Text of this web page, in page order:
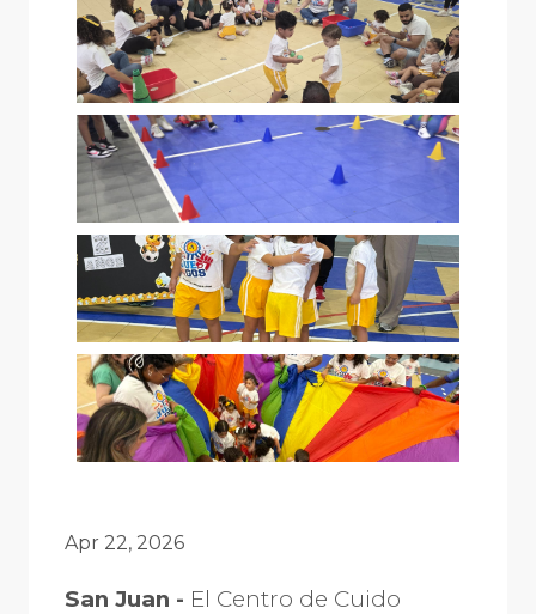
Apr 22, 2026
San Juan - El Centro de Cuido